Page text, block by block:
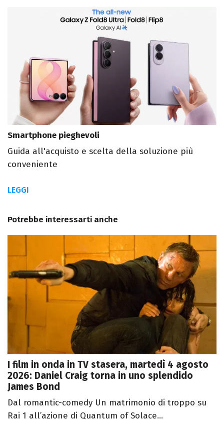
Smartphone pieghevoli
Guida all'acquisto e scelta della soluzione più
conveniente
LEGGI
Potrebbe interessarti anche
I film in onda in TV stasera, martedì 4 agosto
2026: Daniel Craig torna in uno splendido
James Bond
Dal romantic-comedy Un matrimonio di troppo su
Rai 1 all’azione di Quantum of Solace...